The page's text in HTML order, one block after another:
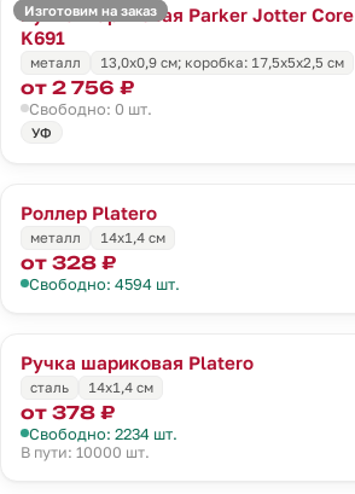
Изготовим на заказ
Ручка шариковая Parker Jotter Core
K691
металл 13,0х0,9 см; коробка: 17,5х5х2,5 см
от 2 756 ₽
Свободно: 0 шт.
УФ
Роллер Platero
металл
14х1,4 см
от 328 ₽
Свободно: 4594 шт.
Ручка шариковая Platero
сталь
14х1,4 см
от 378 ₽
Свободно: 2234 шт.
В пути: 10000 шт.